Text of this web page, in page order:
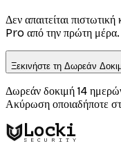
Δεν απαιτείται
Pro από την πρώτη μέρα.
Ξεκινήστε τη Δωρεάν
Δωρεάν δοκιμή 14
Ακύρωση οποιαδήποτε
Locki
SECURITY